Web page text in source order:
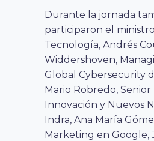
Durante la jornada
participaron el
Tecnología, Andrés
Widdershoven,
Global Cybersecurity
Mario Robredo,
Innovación y Nuevos
Indra, Ana María
Marketing en Google,